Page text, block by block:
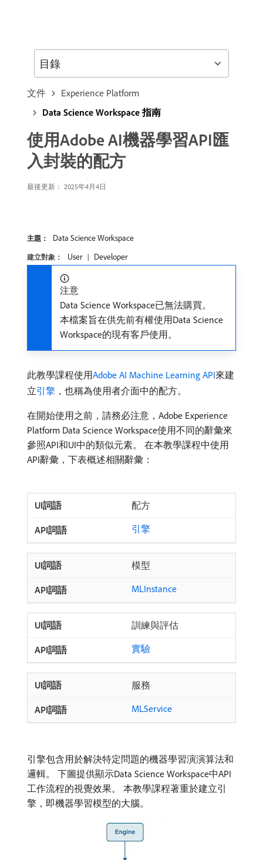
文件
Experience Platform
Data Science Workspace 指南
使用Adobe AI機器學習API匯
入封裝的配方
最後更新： 2025年4月4日
主題： Data Science Workspace
建立對象： User Developer
注意
Data Science Workspace已無法購買。
本檔案旨在供先前有權使用Data Science
Workspace的現有客戶使用。
此教學課程使用Adobe AI Machine Learning API來建
立引擎 ，也稱為使用者介面中的配方。
在開始使用之前，請務必注意，Adobe Experience
Platform Data Science Workspace使用不同的辭彙來
參照API和UI中的類似元素。 在本教學課程中使用
API辭彙，下表概述相關辭彙：
配方
引擎
模型
MLInstance
訓練與評估
實驗
服務
MLService
引擎包含用於解決特定問題的機器學習演演算法和
邏輯。 下圖提供顯示Data Science Workspace中API
工作流程的視覺效果。 本教學課程著重於建立引
擎，即機器學習模型的大腦。
目錄